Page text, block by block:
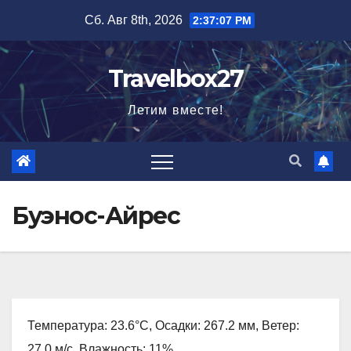
содержимому
Сб. Авг 8th, 2026 2:37:08 PM
Travelbox27
Летим вместе!
Буэнос-Айрес
Температура: 23.6°C, Осадки: 267.2 мм, Ветер: